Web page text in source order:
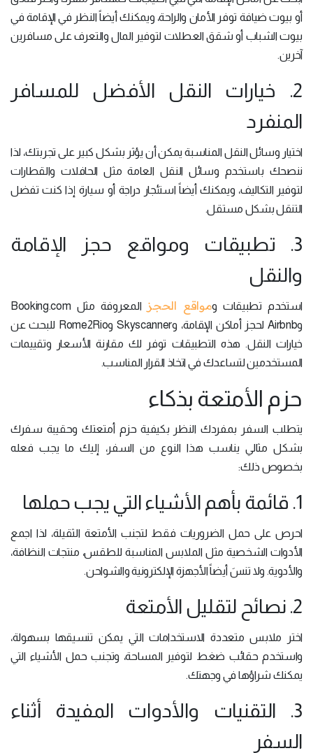
أو بيوت ضيافة توفر الأمان والراحة، ويمكنك أيضاً النظر في الإقامة في
بيوت الشباب أو شقق العطلات لتوفير المال والتعرف على مسافرين
آخرين.
2. خيارات النقل الأفضل للمسافر
المنفرد
اختيار وسائل النقل المناسبة يمكن أن يؤثر بشكل كبير على تجربتك، لذا
ننصحك باستخدم وسائل النقل العامة مثل الحافلات والقطارات
لتوفير التكاليف، ويمكنك أيضاً استئجار دراجة أو سيارة إذا كنت تفضل
التنقل بشكل مستقل.
3. تطبيقات ومواقع حجز الإقامة
والنقل
استخدم تطبيقات ومواقع الحجز
المعروفة مثل Booking.com
وAirbnb لحجز أماكن الإقامة، وSkyscanner وRome2Rio للبحث عن
خيارات النقل. هذه التطبيقات توفر لك مقارنة الأسعار وتقييمات
المستخدمين لتساعدك في اتخاذ القرار المناسب.
حزم الأمتعة بذكاء
يتطلب السفر بمفردك النظر بكيفية حزم أمتعتك وحقيبة سفرك
بشكل مثالي يناسب هذا النوع من السفر، إليك ما يجب فعله
بخصوص ذلك:
1. قائمة بأهم الأشياء التي يجب حملها
احرص على حمل الضروريات فقط لتجنب الأمتعة الثقيلة، لذا اجمع
الأدوات الشخصية مثل الملابس المناسبة للطقس، منتجات النظافة،
والأدوية. ولا تنسَ أيضاً الأجهزة الإلكترونية والشواحن.
2. نصائح لتقليل الأمتعة
اختر ملابس متعددة الاستخدامات التي يمكن تنسيقها بسهولة،
واستخدم حقائب ضغط لتوفير المساحة، وتجنب حمل الأشياء التي
يمكنك شراؤها في وجهتك.
3. التقنيات والأدوات المفيدة أثناء
السفر